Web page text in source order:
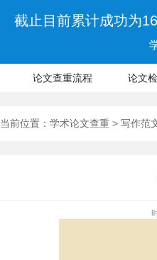
截止目前累计成功为
论文查重流程 论文
当前位置： 学术论文查重 > 写作范